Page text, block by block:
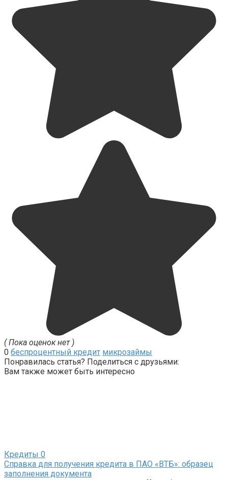
( Пока оценок нет )
0 беспроцентный кредит микрозаймы
Понравилась статья? Поделиться с друзьями:
Вам также может быть интересно
Кредиты 0
Справка для получения кредита в ПАО «ВТБ»: образец
заполнения документа